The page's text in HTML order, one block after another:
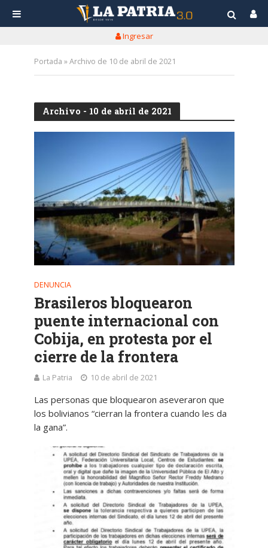
Ingresar
Portada »Archivo de 10 de abril de 2021
Archivo - 10 de abril de 2021
DENUNCIA
Brasileros bloquearon
puente internacional con
Cobija, en protesta por el
cierre de la frontera
La Patria 10 de abril de 2021
Las personas que bloquearon aseveraron que
los bolivianos “cierran la frontera cuando les da
la gana”.